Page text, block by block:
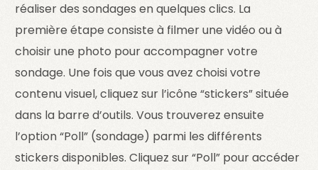
réaliser des sondages en quelques clics. La
première étape consiste à filmer une vidéo ou à
choisir une photo pour accompagner votre
sondage. Une fois que vous avez choisi votre
contenu visuel, cliquez sur l’icône “stickers” située
dans la barre d’outils. Vous trouverez ensuite
l’option “Poll” (sondage) parmi les différents
stickers disponibles. Cliquez sur “Poll” pour accéder